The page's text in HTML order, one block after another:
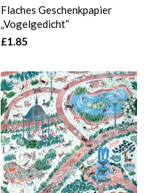
Flaches Geschenkpapier
„Vogelgedicht“
£1.85